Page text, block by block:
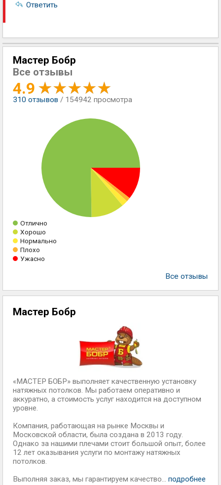
Ответить
Мастер Бобр
Все отзывы
4.9
310 отзывов / 154942 просмотра
Отлично
Хорошо
Нормально
Плохо
Ужасно
Все отзывы
Мастер Бобр
«МАСТЕР БОБР» выполняет качественную установку
натяжных потолков. Мы работаем оперативно и
аккуратно, а стоимость услуг находится на доступном
уровне.
Компания, работающая на рынке Москвы и
Московской области, была создана в 2013 году.
Однако за нашими плечами стоит большой опыт, более
12 лет оказывания услуги по монтажу натяжных
потолков.
Выполняя заказ, мы гарантируем качество... подробнее